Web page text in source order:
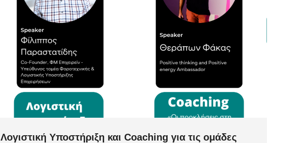
Λογιστική Υποστήριξη και Coaching για τις ομάδες